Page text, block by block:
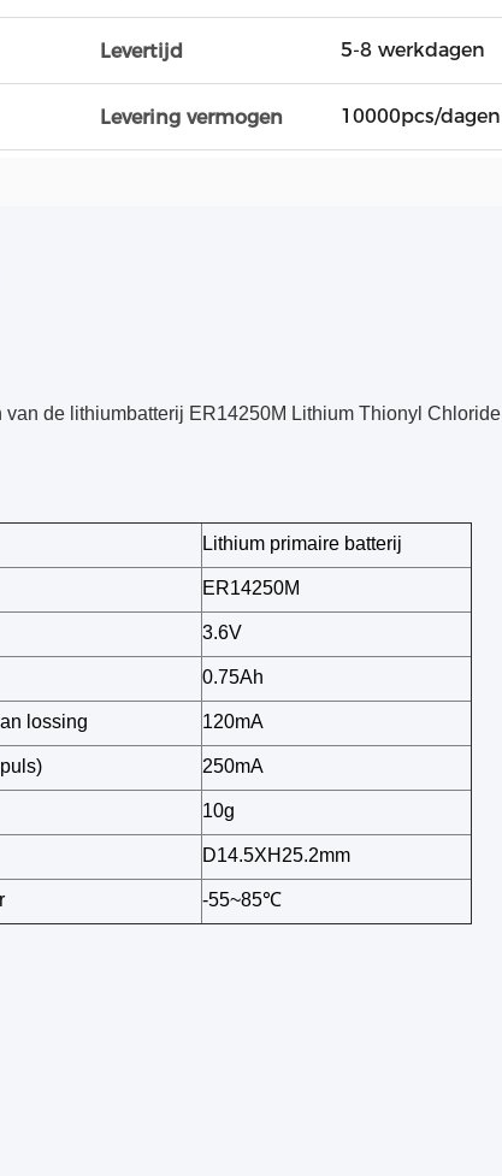
Levertijd 5-8 werkdagen
Levering vermogen 10000pcs/dagen
van de lithiumbatterij ER14250M Lithium Thionyl Chloride
Lithium primaire batterij
ER14250M
3.6V
0.75Ah
lossing 120mA
250mA
10g
D14.5XH25.2mm
-55~85℃